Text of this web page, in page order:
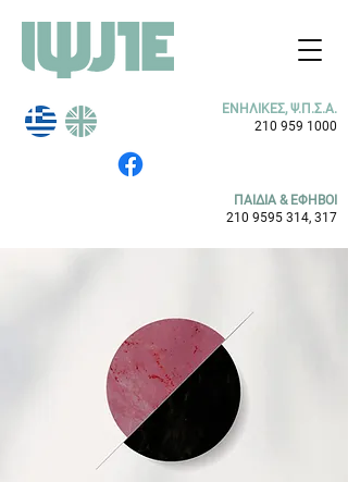
ΕΝΗΛΙΚΕΣ, Ψ.Π.Σ.Α.
210 959 1000
ΠΑΙΔΙΑ & ΕΦΗΒΟΙ
210 9595 314, 317